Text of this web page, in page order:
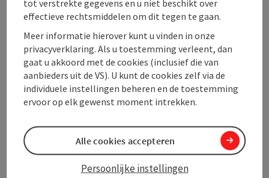
parkwachters van het nationale park veel
interessante feiten te vertellen over de lynx: van de
lynxpopulatie in het nationale park tot de manier van
leven van deze grote, schuwe boskat. Als je goed
oplet, kunt je tijdens je volgende wandeling door het
nationale park ook zelf sporen van wilde dieren
ontdekken.
tot verstrekte gegevens en u niet beschikt over
effectieve rechtsmiddelen om dit tegen te gaan.
Meer informatie hierover kunt u vinden in onze
privacyverklaring. Als u toestemming verleent, dan
gaat u akkoord met de cookies (inclusief die van
aanbieders uit de VS). U kunt de cookies zelf via de
individuele instellingen beheren en de toestemming
ervoor op elk gewenst moment intrekken.
Persoonlijke instellingen
Alle cookies accepteren